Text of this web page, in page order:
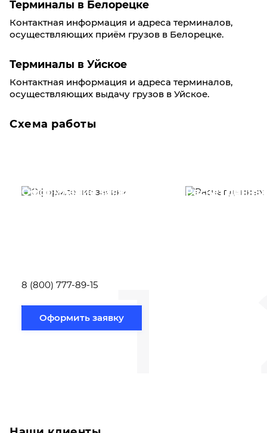
Терминалы в Белорецке
Контактная информация и адреса терминалов,
осуществляющих приём грузов в Белорецке.
Терминалы в Уйское
Контактная информация и адреса терминалов,
осуществляющих выдачу грузов в Уйское.
Схема работы
1
Оформление заявки
8 (800) 777-89-15
Оформить заявку
Расчет